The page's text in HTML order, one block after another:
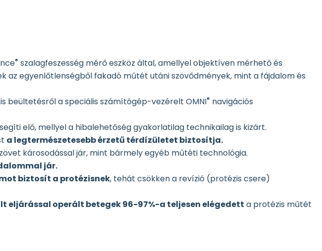
® szalagfeszesség mérő eszköz által, amellyel objektíven mérhető és
egyenlőtlenségből fakadó műtét utáni szövődmények, mint a fájdalom és
beültetésről a speciális számítógép-vezérelt OMNI® navigációs
elő, mellyel a hibalehetőség gyakorlatilag technikailag is kizárt.
a legtermészetesebb érzetű térdízületet biztosítja.
károsodással jár, mint bármely egyéb műtéti technológia.
jár.
biztosít a protézisnek, tehát csökken a revízió (protézis csere)
eljárással operált betegek 96-97%-a teljesen elégedett a protézis műtét